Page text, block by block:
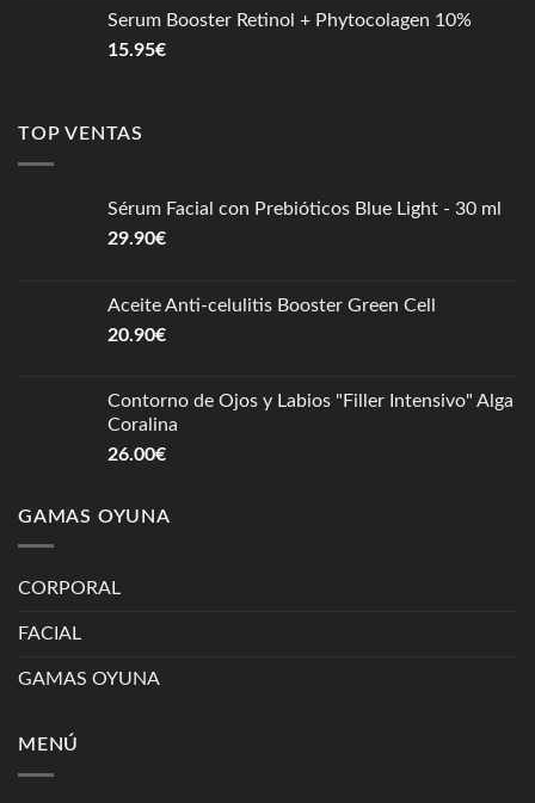
Serum Booster Retinol + Phytocolagen 10%
15.95€
TOP VENTAS
Sérum Facial con Prebióticos Blue Light - 30 ml
29.90€
Aceite Anti-celulitis Booster Green Cell
20.90€
Contorno de Ojos y Labios "Filler Intensivo" Alga
Coralina
26.00€
GAMAS OYUNA
CORPORAL
FACIAL
GAMAS OYUNA
MENÚ